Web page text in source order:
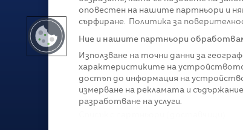
оповестен на нашите партньори и
сърфиране.
Политика за
Ние и нашите партньори
Използване на точни данни за
характеристиките на устройството
достъп до информация на
измерване на рекламата и
разработване на услуги.